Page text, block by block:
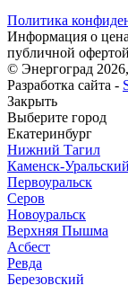
Политика
Информация о
публичной
© Энергоград
Разработка сайта -
Закрыть
Выберите город
Екатеринбург
Нижний Тагил
Каменск-Уральский
Первоуральск
Серов
Новоуральск
Верхняя Пышма
Асбест
Ревда
Березовский